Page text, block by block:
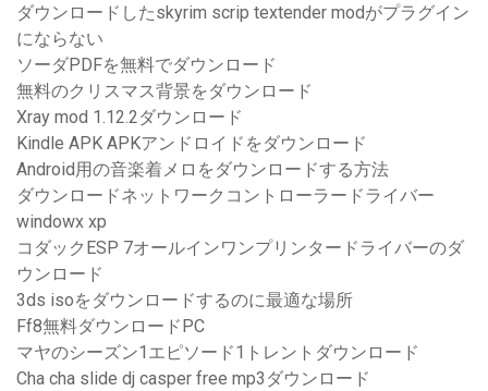
ダウンロードしたskyrim scrip textender modがプラグイン
にならない
ソーダPDFを無料でダウンロード
無料のクリスマス背景をダウンロード
Xray mod 1.12.2ダウンロード
Kindle APK APKアンドロイドをダウンロード
Android用の音楽着メロをダウンロードする方法
ダウンロードネットワークコントローラードライバー
windowx xp
コダックESP 7オールインワンプリンタードライバーのダ
ウンロード
3ds isoをダウンロードするのに最適な場所
Ff8無料ダウンロードPC
マヤのシーズン1エピソード1トレントダウンロード
Cha cha slide dj casper free mp3ダウンロード